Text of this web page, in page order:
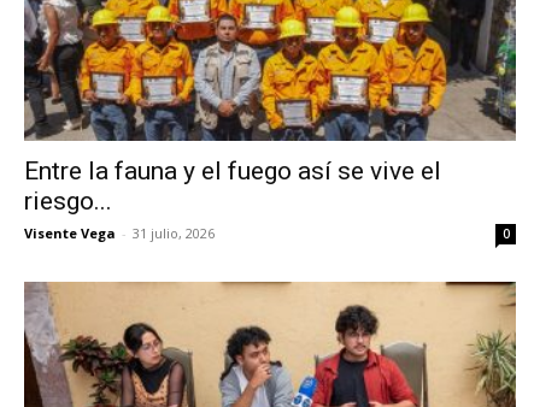
Entre la fauna y el fuego así se vive el
riesgo...
Visente Vega - 31 julio, 2026 0